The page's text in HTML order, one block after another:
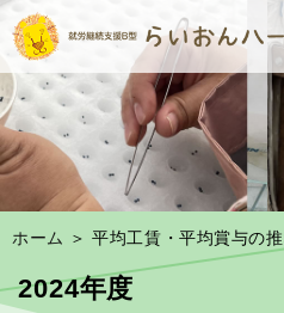
ホーム ＞ 平均工賃・平均賞与の
2024年度